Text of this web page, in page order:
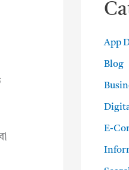
App
Blog
E-